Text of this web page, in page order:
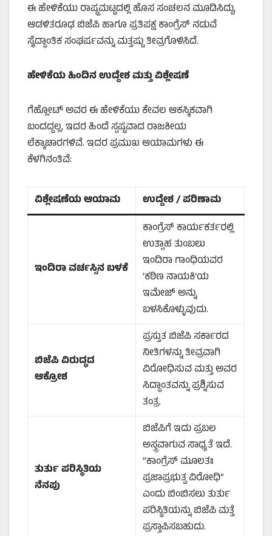
ಈ ಹೇಳಿಕೆಯು ರಾಷ್ಟ್ರಮಟ್ಟದಲ್ಲಿ ಹೊಸ ಸಂಚಲನ ಮೂಡಿಸಿದ್ದು,
ಆಡಳಿತರೂಢ ಬಿಜೆಪಿ ಹಾಗೂ ಪ್ರತಿಪಕ್ಷ ಕಾಂಗ್ರೆಸ್ ನಡುವೆ
ಸೈದ್ಧಾಂತಿಕ ಸಂಘರ್ಷವನ್ನು ಮತ್ತಷ್ಟು ತೀವ್ರಗೊಳಿಸಿದೆ.
ಹೇಳಿಕೆಯ ಹಿಂದಿನ ಉದ್ದೇಶ ಮತ್ತು ವಿಶ್ಲೇಷಣೆ
ಗೆಹ್ಲೋಟ್ ಅವರ ಈ ಹೇಳಿಕೆಯು ಕೇವಲ ಆಕಸ್ಮಿಕವಾಗಿ
ಬಂದದ್ದಲ್ಲ, ಇದರ ಹಿಂದೆ ಸ್ಪಷ್ಟವಾದ ರಾಜಕೀಯ
ಲೆಕ್ಕಾಚಾರಗಳಿವೆ. ಇದರ ಪ್ರಮುಖ ಆಯಾಮಗಳು ಈ
ಕೆಳಗಿನಂತಿವೆ:
ವಿಶ್ಲೇಷಣೆಯ ಆಯಾಮ ಉದ್ದೇಶ / ಪರಿಣಾಮ
ಇಂದಿರಾ ವರ್ಚಸ್ಸಿನ ಬಳಕೆ
ಕಾಂಗ್ರೆಸ್ ಕಾರ್ಯಕರ್ತರಲ್ಲಿ
ಉತ್ಸಾಹ ತುಂಬಲು
ಇಂದಿರಾ ಗಾಂಧಿಯವರ
‘ಕಠಿಣ ನಾಯಕಿ’ಯ
ಇಮೇಜ್ ಅನ್ನು
ಬಳಸಿಕೊಳ್ಳುವುದು.
ಬಿಜೆಪಿ ವಿರುದ್ಧದ
ಆಕ್ರೋಶ
ಪ್ರಸ್ತುತ ಬಿಜೆಪಿ ಸರ್ಕಾರದ
ನೀತಿಗಳನ್ನು ತೀವ್ರವಾಗಿ
ವಿರೋಧಿಸುವ ಮತ್ತು ಅವರ
ಸಿದ್ಧಾಂತವನ್ನು ಪ್ರಶ್ನಿಸುವ
ತಂತ್ರ.
ತುರ್ತು ಪರಿಸ್ಥಿತಿಯ
ನೆನಪು
ಬಿಜೆಪಿಗೆ ಇದು ಪ್ರಬಲ
ಅಸ್ತ್ರವಾಗುವ ಸಾಧ್ಯತೆ ಇದೆ.
“ಕಾಂಗ್ರೆಸ್ ಮೂಲತಃ
ಪ್ರಜಾಪ್ರಭುತ್ವ ವಿರೋಧಿ”
ಎಂದು ಬಿಂಬಿಸಲು ತುರ್ತು
ಪರಿಸ್ಥಿತಿಯನ್ನು ಬಿಜೆಪಿ ಮತ್ತೆ
ಪ್ರಸ್ತಾಪಿಸಬಹುದು.